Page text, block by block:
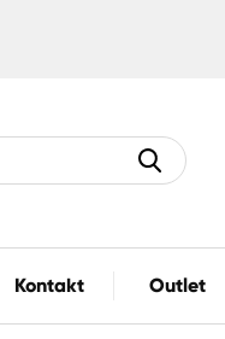
Kontakt Outlet